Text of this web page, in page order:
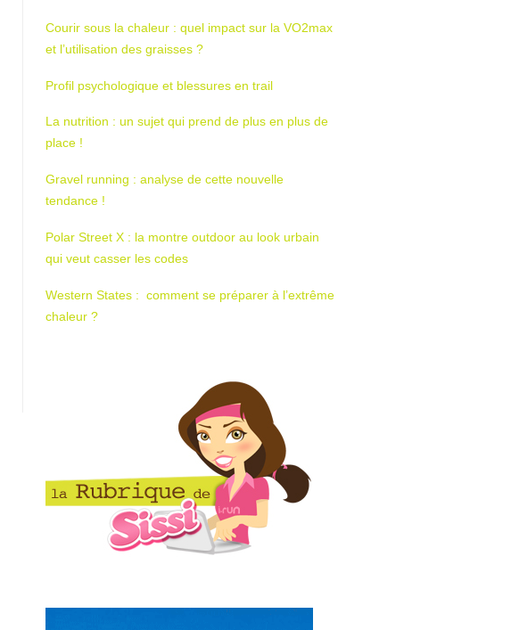
Courir sous la chaleur : quel impact sur la VO2max
et l’utilisation des graisses ?
Profil psychologique et blessures en trail
La nutrition : un sujet qui prend de plus en plus de
place !
Gravel running : analyse de cette nouvelle
tendance !
Polar Street X : la montre outdoor au look urbain
qui veut casser les codes
Western States : comment se préparer à l’extrême
chaleur ?